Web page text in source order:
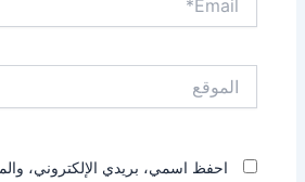
احفظ اسمي، بريدي الإلكتروني،